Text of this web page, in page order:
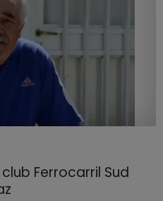
Ferrocarril Sud